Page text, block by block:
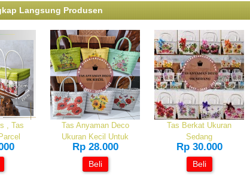
Langsung Produsen
, Tas
Tas Anyaman Deco
Ukuran Kecil Untuk
Rp 28.000
Beli
Tas Berkat Ukuran
Sedang
Rp 30.000
Beli